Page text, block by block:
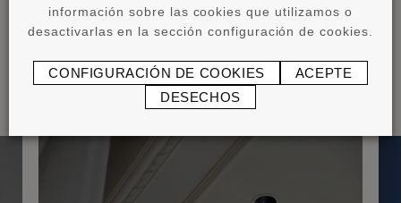
información sobre las cookies que utilizamos o
desactivarlas en la sección configuración de cookies.
CONFIGURACIÓN DE COOKIES
ACEPTE
DESECHOS